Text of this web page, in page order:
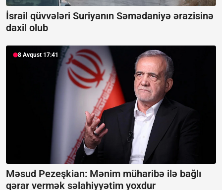
İsrail qüvvələri Suriyanın Səmədaniyə ərazisinə
daxil olub
8 Avqust 17:41
Məsud Pezeşkian: Mənim müharibə ilə bağlı
qərar vermək səlahiyyətim yoxdur